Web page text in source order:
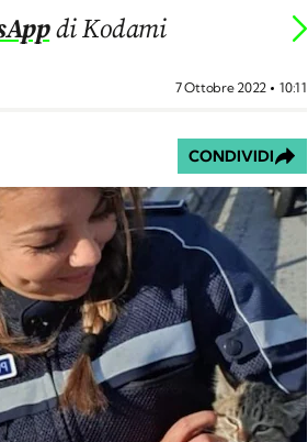
di Kodami
7 Ottobre 2022 10:11
CONDIVIDI